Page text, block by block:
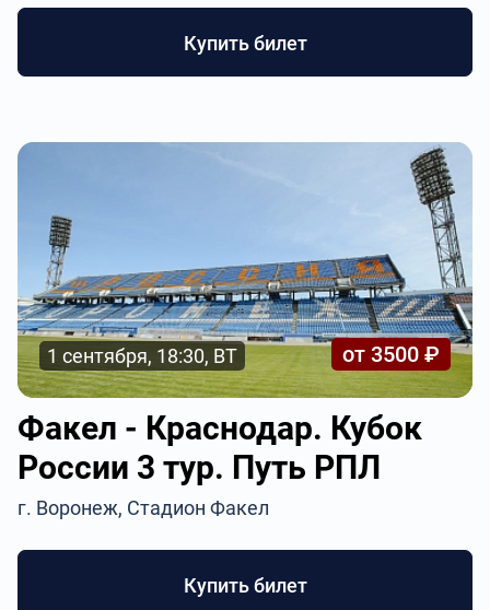
Купить билет
1 сентября, 18:30, ВТ от 3500 ₽
Факел - Краснодар. Кубок
России 3 тур. Путь РПЛ
г. Воронеж, Стадион Факел
Купить билет